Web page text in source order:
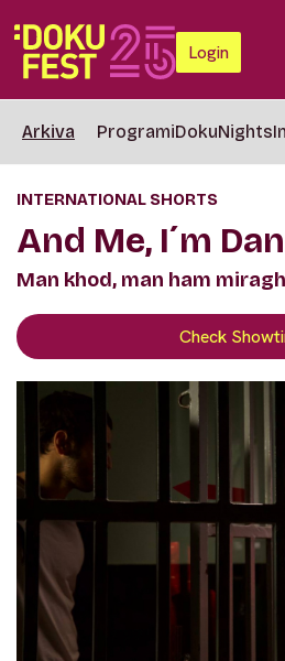
Login
Arkiva ProgramiDokuNights
INTERNATIONAL SHORTS
And Me, I´m
Man khod, man ham
Check